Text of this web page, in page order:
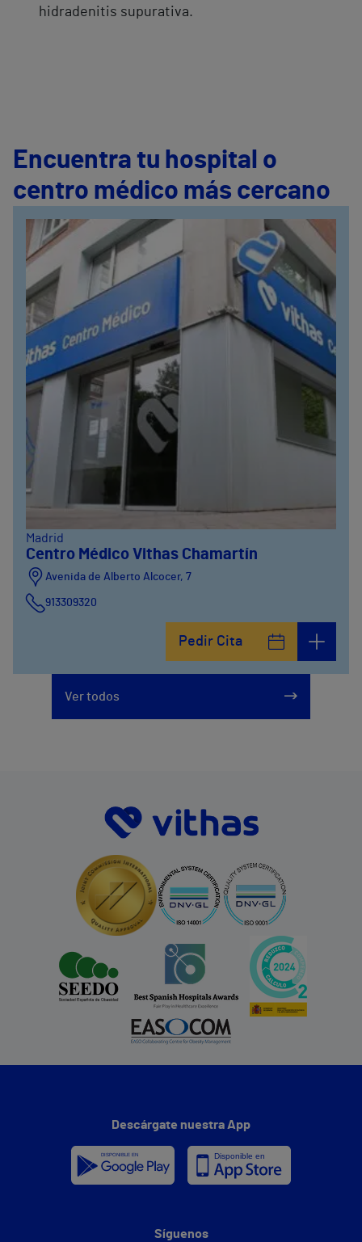
hidradenitis supurativa.
Encuentra tu hospital o
centro médico más cercano
Madrid
Centro Médico Vithas Chamartín
Avenida de Alberto Alcocer, 7
913309320
Pedir Cita
Ver todos
Descárgate nuestra App
Síguenos